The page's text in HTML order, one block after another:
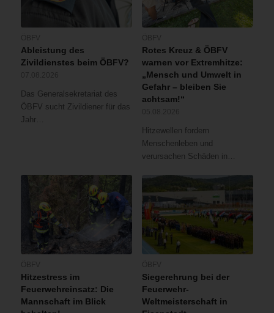
Ableistung des
Zivildienstes beim ÖBFV?
Das Generalsekretariat des
ÖBFV sucht Zivildiener für das
Jahr…
Rotes Kreuz & ÖBFV
warnen vor Extremhitze:
„Mensch und Umwelt in
Gefahr – bleiben Sie
achtsam!“
Hitzewellen fordern
Menschenleben und
verursachen Schäden in…
Hitzestress im
Feuerwehreinsatz: Die
Mannschaft im Blick
Siegerehrung bei der
Feuerwehr-
Weltmeisterschaft in